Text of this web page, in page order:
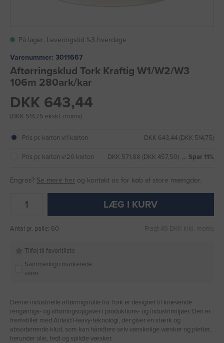
På lager. Leveringstid 1-3 hverdage
Varenummer: 3011667
Aftørringsklud Tork Kraftig W1/W2/W3
106m 280ark/kar
DKK 643,44
(DKK 514,75 ekskl. moms)
Pris pr. karton v/1 karton DKK 643,44 (DKK 514,75)
Pris pr. karton v/20 karton DKK 571,88 (DKK 457,50) → Spar 11%
Engros? Se mere her og kontakt os for køb af store mængder.
LÆG I KURV
Antal pr. palle: 60 Fragt 49 DKK inkl. moms
Tilføj til favoritliste
Sammenlign markerede
varer
Denne industrielle aftørringsrulle fra Tork er designet til krævende
rengørings- og aftørringsopgaver i produktions- og industrimiljøer. Den er
fremstillet med Airlaid Heavy-teknologi, der giver en stærk og
absorberende klud, som kan håndtere selv vanskelige væsker og pletter,
herunder olie, fedt og spildte væsker.